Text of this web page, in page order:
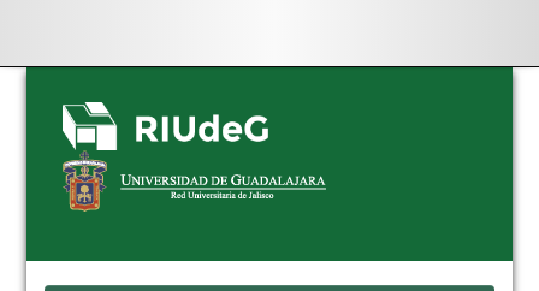
Skip
navigation